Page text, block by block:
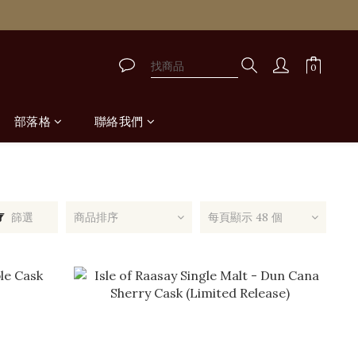
部落格 聯絡我們
篩選 商品排序 每頁顯示 48 個